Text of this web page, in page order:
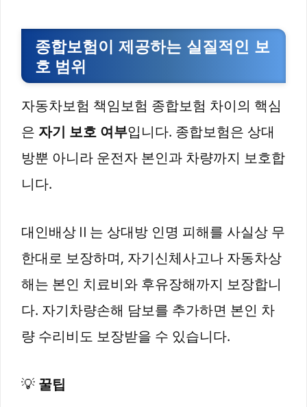
종합보험이 제공하는 실질적인 보
호 범위
자동차보험 책임보험 종합보험 차이의 핵심
은 자기 보호 여부입니다. 종합보험은 상대
방뿐 아니라 운전자 본인과 차량까지 보호합
니다.
대인배상Ⅱ는 상대방 인명 피해를 사실상 무
한대로 보장하며, 자기신체사고나 자동차상
해는 본인 치료비와 후유장해까지 보장합니
다. 자기차량손해 담보를 추가하면 본인 차
량 수리비도 보장받을 수 있습니다.
💡 꿀팁